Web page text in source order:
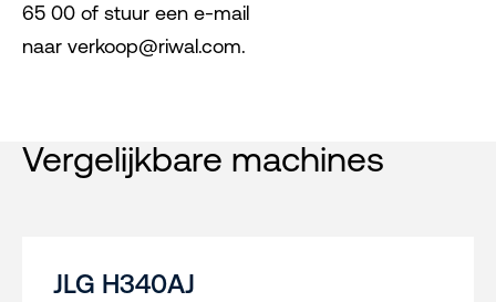
65 00 of stuur een e-mail
naar verkoop@riwal.com.
Vergelijkbare machines
JLG H340AJ